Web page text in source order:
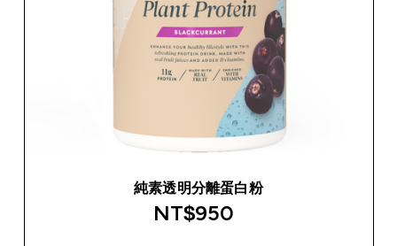
純素透明分離蛋白粉
NT$950‎